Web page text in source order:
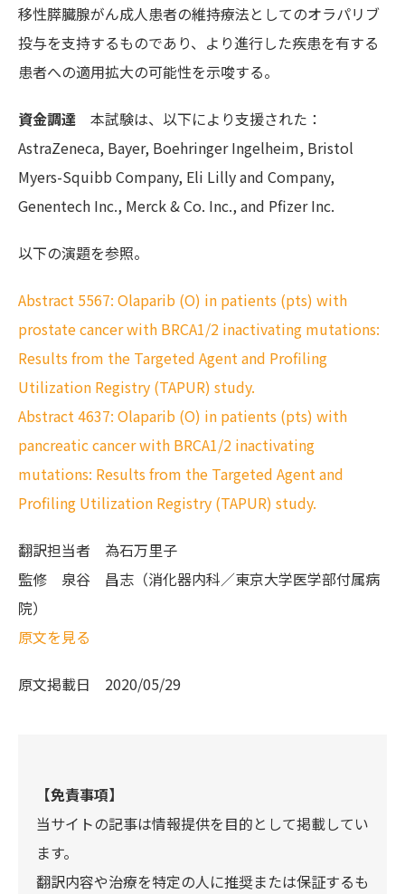
移性膵臓腺がん成人患者の維持療法としてのオラパリブ
投与を支持するものであり、より進行した疾患を有する
患者への適用拡大の可能性を示唆する。
資金調達 本試験は、以下により支援された：
AstraZeneca, Bayer, Boehringer Ingelheim, Bristol
Myers-Squibb Company, Eli Lilly and Company,
Genentech Inc., Merck & Co. Inc., and Pfizer Inc.
以下の演題を参照。
Abstract 5567: Olaparib (O) in patients (pts) with
prostate cancer with BRCA1/2 inactivating mutations:
Results from the Targeted Agent and Profiling
Utilization Registry (TAPUR) study.
Abstract 4637: Olaparib (O) in patients (pts) with
pancreatic cancer with BRCA1/2 inactivating
mutations: Results from the Targeted Agent and
Profiling Utilization Registry (TAPUR) study.
翻訳担当者 為石万里子
監修 泉谷 昌志（消化器内科／東京大学医学部付属病
院）
原文を見る
原文掲載日 2020/05/29
【免責事項】
当サイトの記事は情報提供を目的として掲載してい
ます。
翻訳内容や治療を特定の人に推奨または保証するも